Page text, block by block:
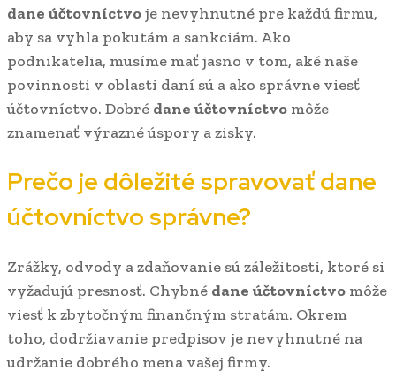
dane účtovníctvoje nevyhnutné pre každú firmu,
aby sa vyhla pokutám a sankciám. Ako
podnikatelia, musíme mať jasno v tom, aké naše
povinnosti v oblasti daní sú a ako správne viesť
účtovníctvo. Dobré dane účtovníctvo môže
znamenať výrazné úspory a zisky.
Prečo je dôležité spravovaťdane
účtovníctvo správne?
Zrážky, odvody a zdaňovanie sú záležitosti, ktoré si
vyžadujú presnosť. Chybné dane účtovníctvo môže
viesť k zbytočným finančným stratám. Okrem
toho, dodržiavanie predpisov je nevyhnutné na
udržanie dobrého mena vašej firmy.